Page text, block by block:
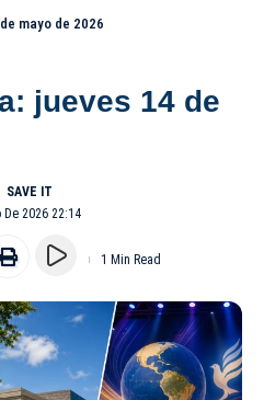
mayo de 2026
jueves 14 de
De 2026 22:14
1 Min Read